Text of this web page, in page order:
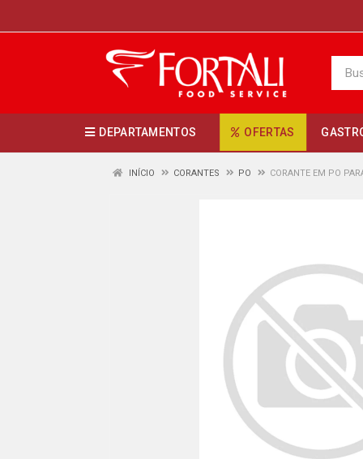
DEPARTAMENTOS OFERTAS
INÍCIO CORANTES PO CORANTE EM PO